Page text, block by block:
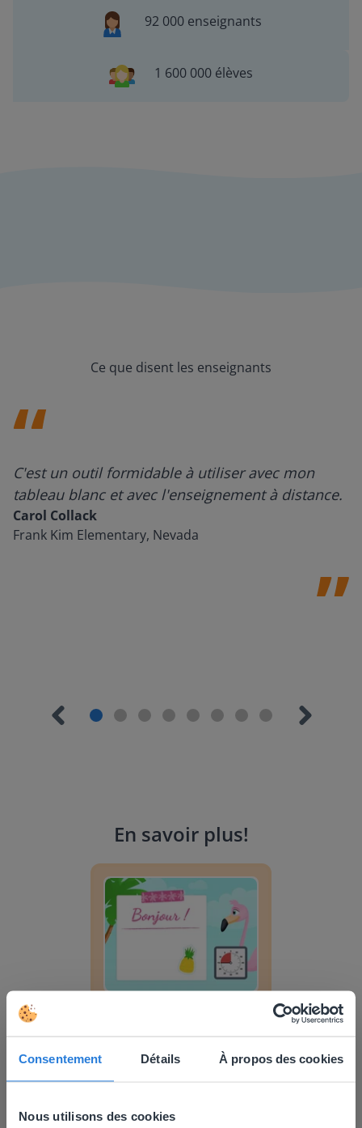
Consentement Détails À propos des cookies
Nous utilisons des cookies
92 000 enseignants
1 600 000 élèves
Ce que disent les enseignants
C'est un outil formidable à utiliser avec mon
tableau blanc et avec l'enseignement à distance.
Carol Collack
Frank Kim Elementary, Nevada
En savoir plus!
Planificateur de journée :